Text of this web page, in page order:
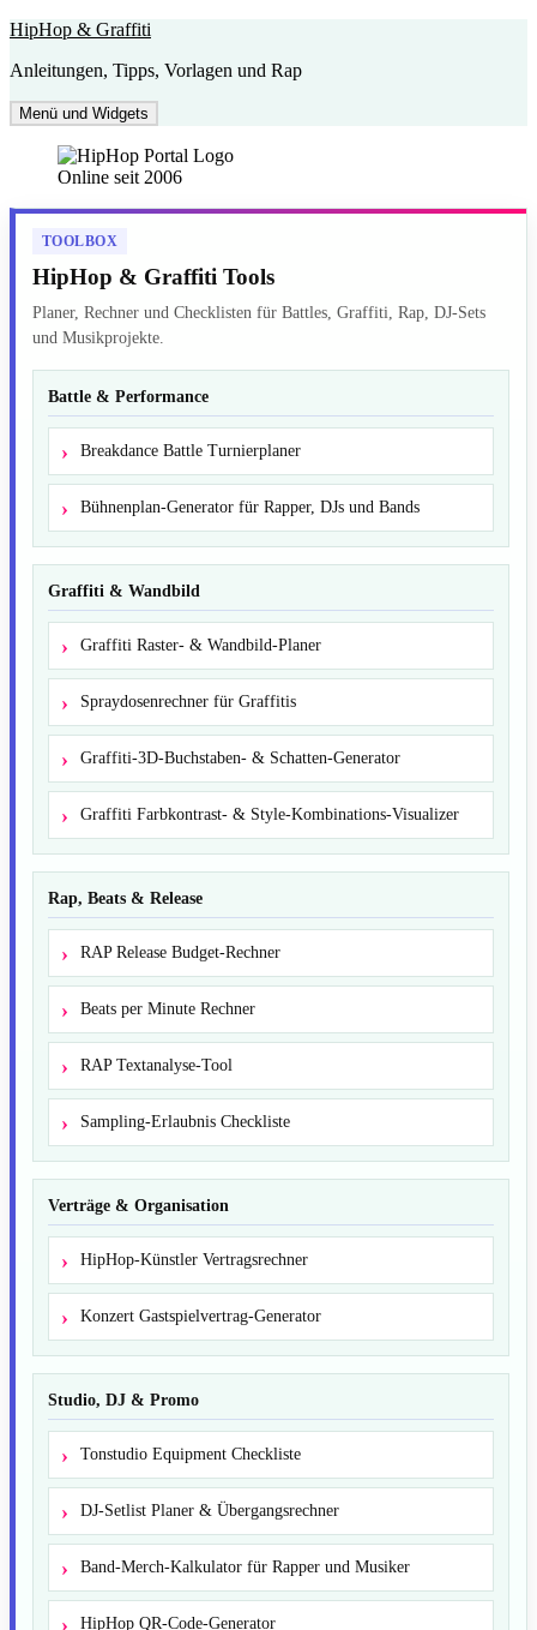
Zum
springen
HipHop & Graffiti
Anleitungen, Tipps, Vorlagen und Rap
Menü und Widgets
Online seit 2006
TOOLBOX
HipHop & Graffiti Tools
Planer, Rechner und Checklisten für Battles, Graffiti, Rap, DJ-Sets
und Musikprojekte.
Battle & Performance
Breakdance Battle Turnierplaner
Bühnenplan-Generator für Rapper, DJs und Bands
Graffiti & Wandbild
Graffiti Raster- & Wandbild-Planer
Spraydosenrechner für Graffitis
Graffiti-3D-Buchstaben- & Schatten-Generator
Graffiti Farbkontrast- & Style-Kombinations-Visualizer
Rap, Beats & Release
RAP Release Budget-Rechner
Beats per Minute Rechner
RAP Textanalyse-Tool
Sampling-Erlaubnis Checkliste
Verträge & Organisation
HipHop-Künstler Vertragsrechner
Konzert Gastspielvertrag-Generator
Studio, DJ & Promo
Tonstudio Equipment Checkliste
DJ-Setlist Planer & Übergangsrechner
Band-Merch-Kalkulator für Rapper und Musiker
HipHop QR-Code-Generator